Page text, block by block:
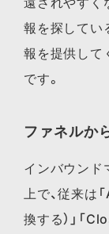
報を探してい
報を提供して
です。
ファネルか
インバウンド
上で、従来は
換する）」「